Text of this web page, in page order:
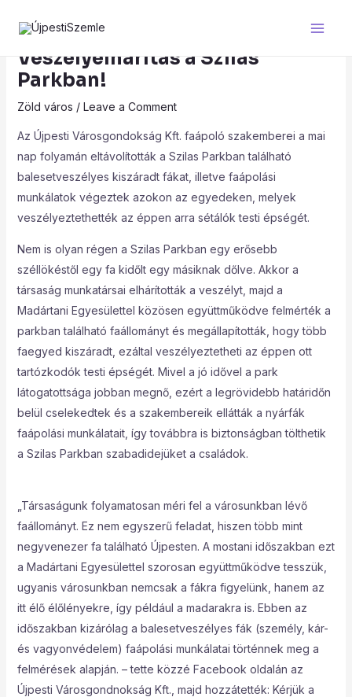
Veszélyelhárítás a Szilas
Parkban!
Zöld város / Leave a Comment
Az Újpesti Városgondokság Kft. faápoló szakemberei a mai
nap folyamán eltávolították a Szilas Parkban található
balesetveszélyes kiszáradt fákat, illetve faápolási
munkálatok végeztek azokon az egyedeken, melyek
veszélyeztethették az éppen arra sétálók testi épségét.
Nem is olyan régen a Szilas Parkban egy erősebb
széllökéstől egy fa kidőlt egy másiknak dőlve. Akkor a
társaság munkatársai elhárították a veszélyt, majd a
Madártani Egyesülettel közösen együttműködve felmérték a
parkban található faállományt és megállapították, hogy több
faegyed kiszáradt, ezáltal veszélyeztetheti az éppen ott
tartózkodók testi épségét. Mivel a jó idővel a park
látogatottsága jobban megnő, ezért a legrövidebb határidőn
belül cselekedtek és a szakembereik ellátták a nyárfák
faápolási munkálatait, így továbbra is biztonságban tölthetik
a Szilas Parkban szabadidejüket a családok.
„Társaságunk folyamatosan méri fel a városunkban lévő
faállományt. Ez nem egyszerű feladat, hiszen több mint
negyvenezer fa található Újpesten. A mostani időszakban ezt
a Madártani Egyesülettel szorosan együttműködve tesszük,
ugyanis városunkban nemcsak a fákra figyelünk, hanem az
itt élő élőlényekre, így például a madarakra is. Ebben az
időszakban kizárólag a balesetveszélyes fák (személy, kár-
és vagyonvédelem) faápolási munkálatai történnek meg a
felmérések alapján. – tette közzé Facebook oldalán az
Újpesti Városgondnokság Kft., majd hozzátették: Kérjük a
navigation